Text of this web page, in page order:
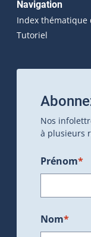
Navigation
Index thématique
Tutoriel
Nos
à plusieurs
Prénom*
Nom*